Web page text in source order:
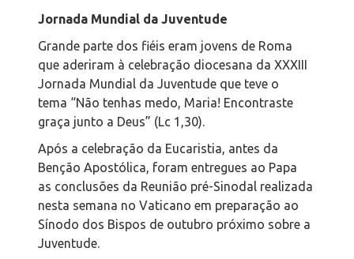
Jornada Mundial da Juventude
Grande parte dos fiéis eram jovens de Roma
que aderiram à celebração diocesana da XXXIII
Jornada Mundial da Juventude que teve o
tema “Não tenhas medo, Maria! Encontraste
graça junto a Deus” (Lc 1,30).
Após a celebração da Eucaristia, antes da
Benção Apostólica, foram entregues ao Papa
as conclusões da Reunião pré-Sinodal realizada
nesta semana no Vaticano em preparação ao
Sínodo dos Bispos de outubro próximo sobre a
Juventude.